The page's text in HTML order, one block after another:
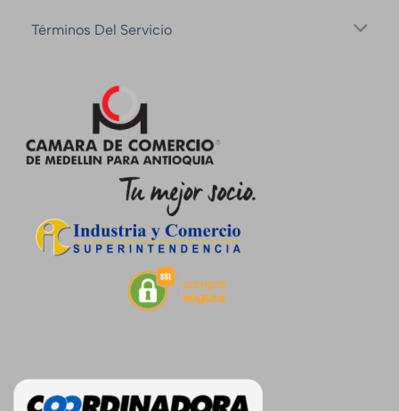
Términos Del Servicio